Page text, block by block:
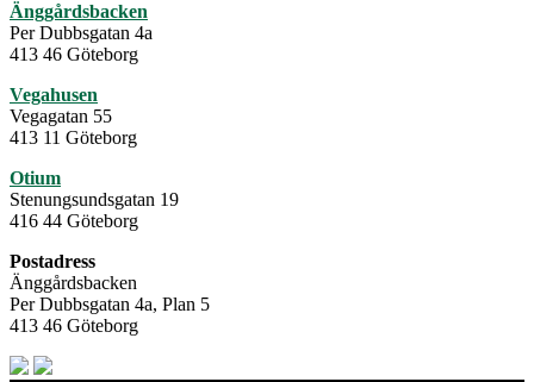
Änggårdsbacken
Per Dubbsgatan 4a
413 46 Göteborg
Vegahusen
Vegagatan 55
413 11 Göteborg
Otium
Stenungsundsgatan 19
416 44 Göteborg
Postadress
Änggårdsbacken
Per Dubbsgatan 4a, Plan 5
413 46 Göteborg